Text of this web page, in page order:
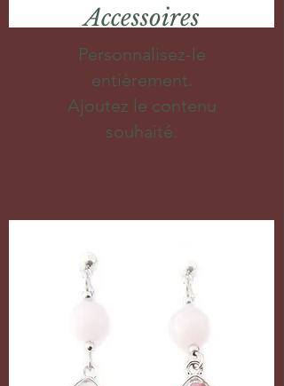
Accessoires
Personnalisez-le
entièrement.
Ajoutez le contenu
souhaité.